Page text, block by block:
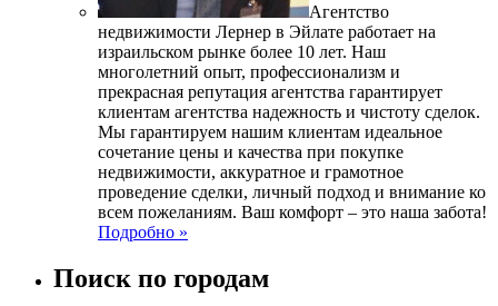
Агентство
недвижимости Лернер в Эйлате работает на
израильском рынке более 10 лет. Наш
многолетний опыт, профессионализм и
прекрасная репутация агентства гарантирует
клиентам агентства надежность и чистоту сделок.
Мы гарантируем нашим клиентам идеальное
сочетание цены и качества при покупке
недвижимости, аккуратное и грамотное
проведение сделки, личный подход и внимание ко
всем пожеланиям. Ваш комфорт – это наша забота!
Подробно »
Поиск по городам